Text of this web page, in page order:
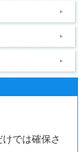
では確保さ